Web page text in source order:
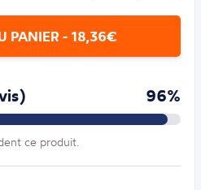
PANIER - 18,36€
96%
ce produit.